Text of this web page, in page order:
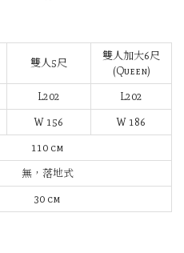
雙人5尺
雙人加大6尺
(Queen)
L202 L202
W 156 W 186
110 cm
無，落地式
30 cm